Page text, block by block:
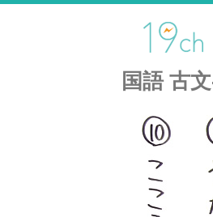
国語 古